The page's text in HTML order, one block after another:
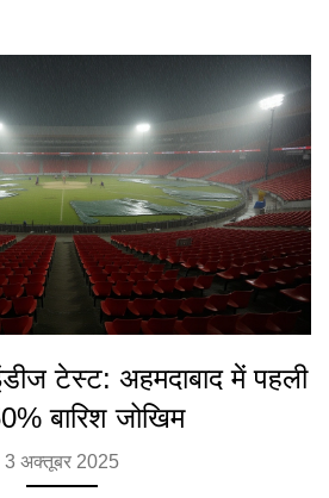
टेस्ट: अहमदाबाद में पहली
बारिश जोखिम
3 अक्तूबर 2025